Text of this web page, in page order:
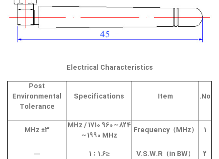
Electrical Characteristics
No.
Item
Specifications
Post
Environmental
Tolerance
1
Frequency（MHz）
824～960 MHz / 1710
～1990 MHz
±3 MHz
2
V.S.W.R（in BW）
≤1.6︰1
—